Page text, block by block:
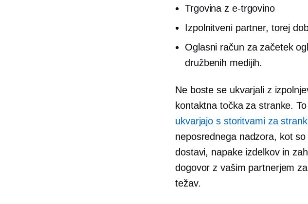
Trgovina z e-trgovino
Izpolnitveni partner, torej
Oglasni račun za začetek
družbenih medijih.
Ne boste se ukvarjali z
kontaktna točka za stranke.
ukvarjajo s storitvami za
neposrednega nadzora, kot
dostavi, napake izdelkov in
dogovor z vašim partnerjem
težav.